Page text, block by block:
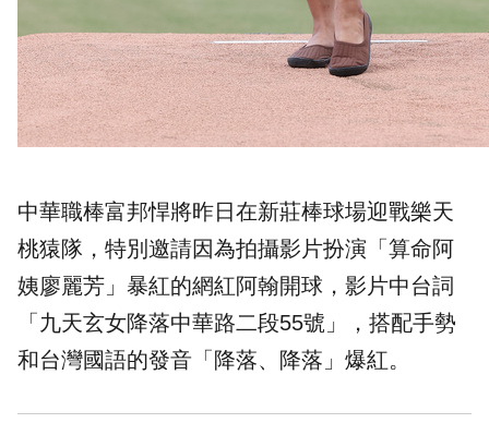
中華職棒富邦悍將昨日在新莊棒球場迎戰樂天
桃猿隊，特別邀請因為拍攝影片扮演「算命阿
姨廖麗芳」暴紅的網紅阿翰開球，影片中台詞
「九天玄女降落中華路二段55號」，搭配手勢
和台灣國語的發音「降落、降落」爆紅。